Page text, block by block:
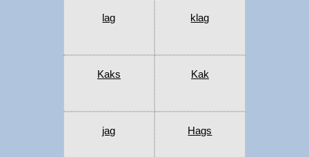
lag klag
Kaks Kak
jag Hags